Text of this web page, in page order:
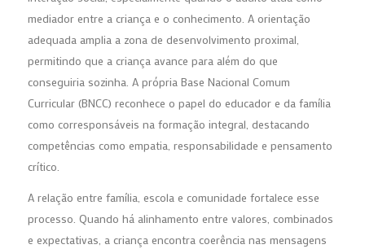
mediador entre a criança e o conhecimento. A orientação
adequada amplia a zona de desenvolvimento proximal,
permitindo que a criança avance para além do que
conseguiria sozinha. A própria Base Nacional Comum
Curricular (BNCC) reconhece o papel do educador e da família
como corresponsáveis na formação integral, destacando
competências como empatia, responsabilidade e pensamento
crítico.
A relação entre família, escola e comunidade fortalece esse
processo. Quando há alinhamento entre valores, combinados
e expectativas, a criança encontra coerência nas mensagens